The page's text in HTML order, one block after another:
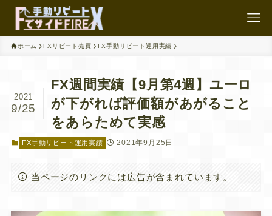
ホーム FXリピート売買 FX手動リピート運用実績
FX週間実績【9月第4週】ユーロ
が下がれば評価額があがること
をあらためて実感
2021
9/25
FX手動リピート運用実績 2021年9月25日
当ページのリンクには広告が含まれています。